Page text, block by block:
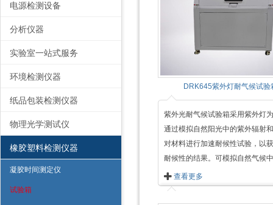
电源检测设备
分析仪器
实验室一站式服务
环境检测仪器
纸品包装检测仪器
物理光学测试仪
橡胶塑料检测仪器
凝胶时间测定仪
试验箱
DRK645紫外灯耐气候试验
紫外光耐气候试验箱采用紫外灯
通过模拟自然阳光中的紫外辐射
对材料进行加速耐候性试验，以
耐候性的结果。可模拟自然气候
查看更多